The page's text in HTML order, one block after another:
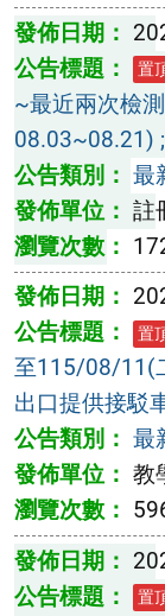
置
~最近兩次檢
08.03~08.21)
最
註
置
至115/08/11(
出口提供接駁
最
教
置